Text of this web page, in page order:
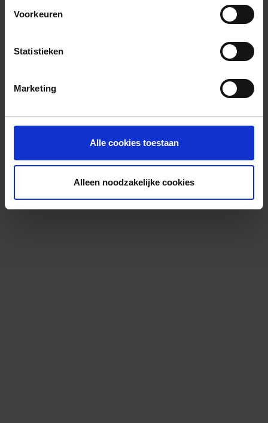
Voorkeuren
Statistieken
Marketing
Alle cookies toestaan
Alleen noodzakelijke cookies